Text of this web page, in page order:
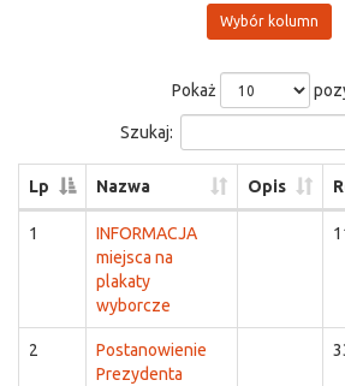
Wybór kolumn
Pokaż
Szukaj:
Lp Nazwa Opis
1
INFORMACJA
miejsca na
plakaty
wyborcze
2
Postanowienie
Prezydenta